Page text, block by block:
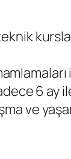
teknik
6 ay ile
ve